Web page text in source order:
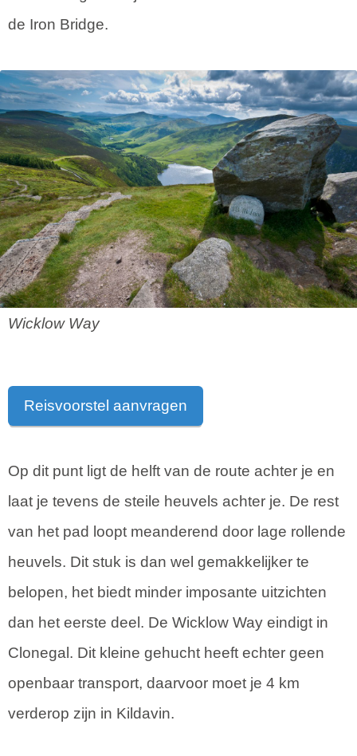
de Iron Bridge.
Wicklow Way
Reisvoorstel aanvragen
Op dit punt ligt de helft van de route achter je en
laat je tevens de steile heuvels achter je. De rest
van het pad loopt meanderend door lage rollende
heuvels. Dit stuk is dan wel gemakkelijker te
belopen, het biedt minder imposante uitzichten
dan het eerste deel. De Wicklow Way eindigt in
Clonegal. Dit kleine gehucht heeft echter geen
openbaar transport, daarvoor moet je 4 km
verderop zijn in Kildavin.